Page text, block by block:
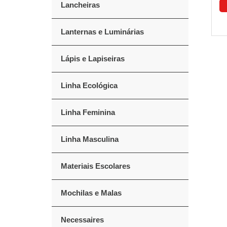
Lancheiras
Lanternas e Luminárias
Lápis e Lapiseiras
Linha Ecológica
Linha Feminina
Linha Masculina
Materiais Escolares
Mochilas e Malas
Necessaires